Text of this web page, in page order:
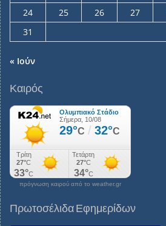
24
25 26 27
31
« Ιούν
Καιρός
πρόγνωση καιρού από το weather.gr
Πρωτοσέλιδα Εφημερίδων